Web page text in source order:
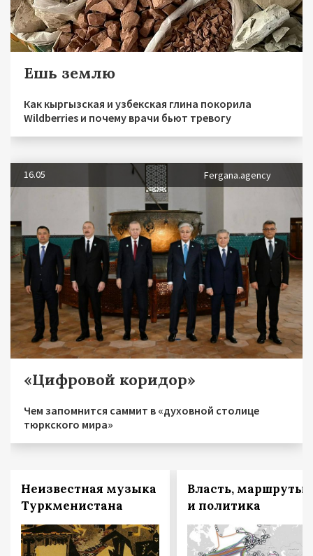
Ешь землю
Как кыргызская и узбекская глина покорила
Wildberries и почему врачи бьют тревогу
16.05 Fergana.agency
«Цифровой коридор»
Чем запомнится саммит в «духовной столице
тюркского мира»
Неизвестная музыка
Туркменистана
Власть, маршруты
и политика